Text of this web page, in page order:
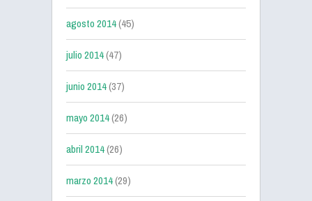
agosto 2014(45)
julio 2014(47)
junio 2014(37)
mayo 2014(26)
abril 2014(26)
marzo 2014(29)